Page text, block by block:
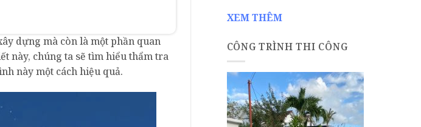
dựng mà còn là một phần quan
này, chúng ta sẽ tìm hiểu thẩm tra
này một cách hiệu quả.
XEM THÊM
CÔNG TRÌNH THI CÔNG